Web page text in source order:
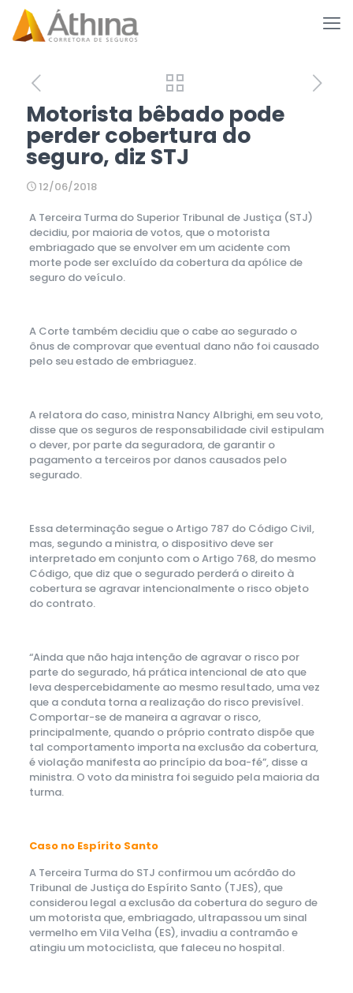
Motorista bêbado pode
perder cobertura do
seguro, diz STJ
12/06/2018
A Terceira Turma do Superior Tribunal de Justiça (STJ)
decidiu, por maioria de votos, que o motorista
embriagado que se envolver em um acidente com
morte pode ser excluído da cobertura da apólice de
seguro do veículo.
A Corte também decidiu que o cabe ao segurado o
ônus de comprovar que eventual dano não foi causado
pelo seu estado de embriaguez.
A relatora do caso, ministra Nancy Albrighi, em seu voto,
disse que os seguros de responsabilidade civil estipulam
o dever, por parte da seguradora, de garantir o
pagamento a terceiros por danos causados pelo
segurado.
Essa determinação segue o Artigo 787 do Código Civil,
mas, segundo a ministra, o dispositivo deve ser
interpretado em conjunto com o Artigo 768, do mesmo
Código, que diz que o segurado perderá o direito à
cobertura se agravar intencionalmente o risco objeto
do contrato.
“Ainda que não haja intenção de agravar o risco por
parte do segurado, há prática intencional de ato que
leva despercebidamente ao mesmo resultado, uma vez
que a conduta torna a realização do risco previsível.
Comportar-se de maneira a agravar o risco,
principalmente, quando o próprio contrato dispõe que
tal comportamento importa na exclusão da cobertura,
é violação manifesta ao princípio da boa-fé”, disse a
ministra. O voto da ministra foi seguido pela maioria da
turma.
Caso no Espírito Santo
A Terceira Turma do STJ confirmou um acórdão do
Tribunal de Justiça do Espírito Santo (TJES), que
considerou legal a exclusão da cobertura do seguro de
um motorista que, embriagado, ultrapassou um sinal
vermelho em Vila Velha (ES), invadiu a contramão e
atingiu um motociclista, que faleceu no hospital.